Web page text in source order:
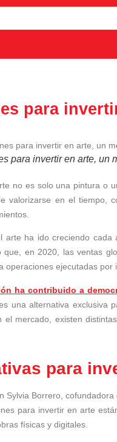
para
para invertir en arte, un
no es solo una pintura o
valorizarse en el tiempo,
arte ha ido creciendo
que, en 2020, las ventas
operaciones ejecutadas
ha contribuido a
una alternativa exclusiva
el mercado, existen
para
Sylvia Borrero,
para invertir en arte
físicas y digitales.